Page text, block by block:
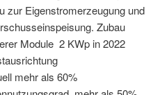
zur Eigenstromerzeugung und
Zubau
Module 2 KWp in 2022
mehr als 60%